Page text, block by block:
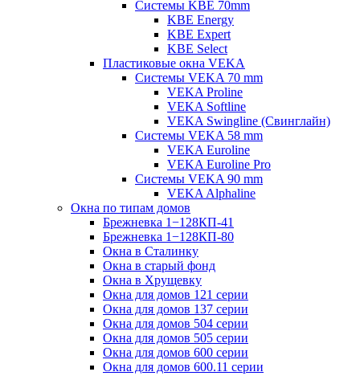
Системы KBE 70mm
KBE Energy
KBE Expert
KBE Select
Пластиковые окна VEKA
Cистемы VEKA 70 mm
VEKA Proline
VEKA Softline
VEKA Swingline (Свинглайн)
Системы VEKA 58 mm
VEKA Euroline
VEKA Euroline Pro
Системы VEKA 90 mm
VEKA Alphaline
Окна по типам домов
Брежневка 1−128КП-41
Брежневка 1−128КП-80
Окна в Сталинку
Окна в старый фонд
Окна в Хрущевку
Окна для домов 121 серии
Окна для домов 137 серии
Окна для домов 504 серии
Окна для домов 505 серии
Окна для домов 600 серии
Окна для домов 600.11 серии